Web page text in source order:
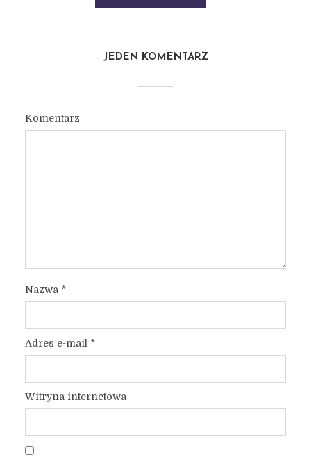
JEDEN KOMENTARZ
Komentarz
Nazwa *
Adres e-mail *
Witryna internetowa